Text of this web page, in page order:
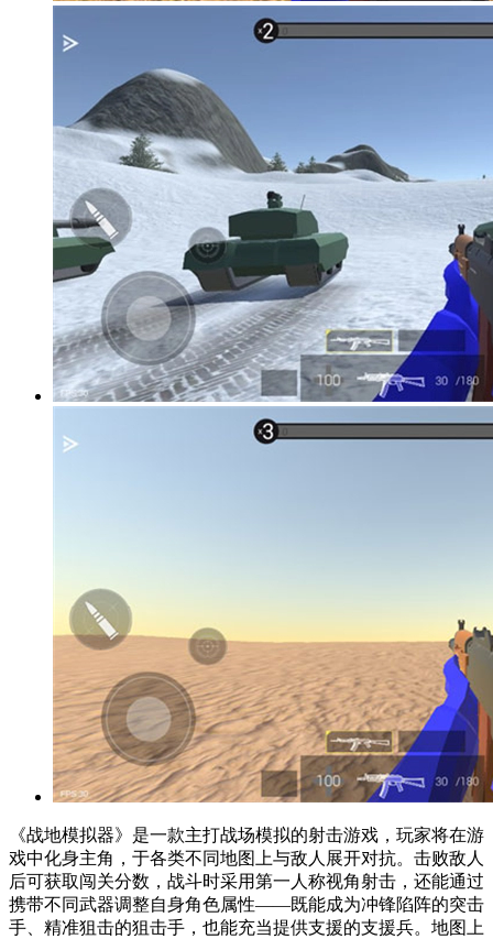
《战地模拟器》是一款主打战场模拟的射击游戏，玩家将在游
戏中化身主角，于各类不同地图上与敌人展开对抗。击败敌人
后可获取闯关分数，战斗时采用第一人称视角射击，还能通过
携带不同武器调整自身角色属性——既能成为冲锋陷阵的突击
手、精准狙击的狙击手，也能充当提供支援的支援兵。地图上